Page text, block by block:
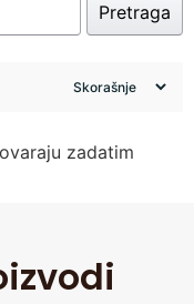
Pretraga
zadatim